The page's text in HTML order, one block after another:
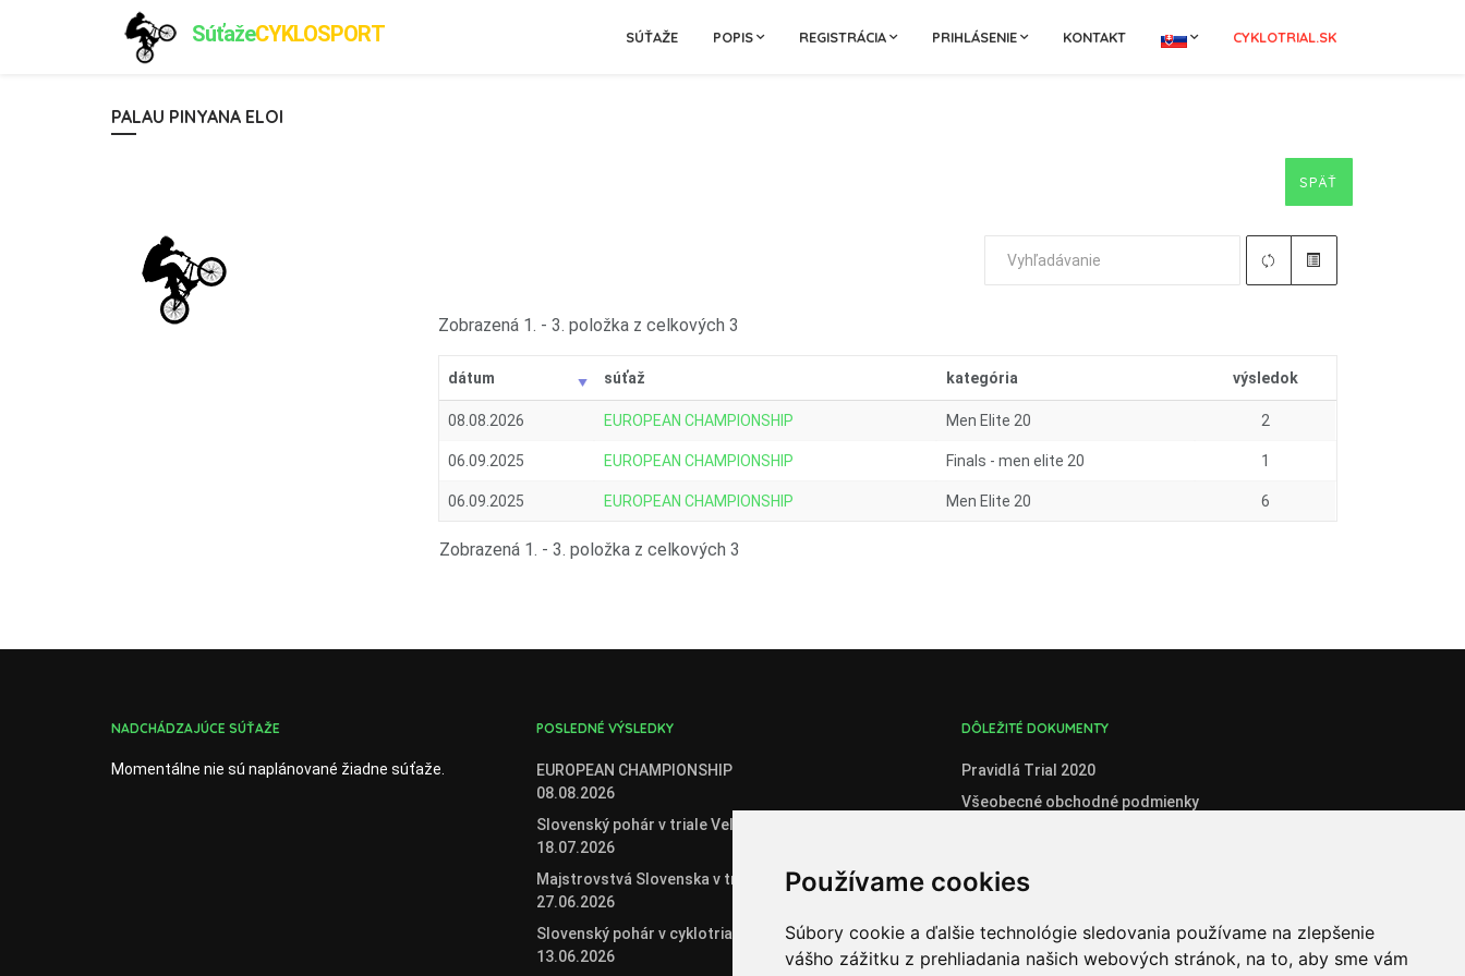
Používame cookies
Súbory cookie a ďalšie technológie sledovania používame na zlepšenie
vášho zážitku z prehliadania našich webových stránok, na to, aby sme vám
SúťažeCYKLOSPORT SÚŤAŽE POPIS REGISTRÁCIA PRIHLÁSENIE KONTAKT CYKLOTRIAL.SK
PALAU PINYANA ELOI
SPÄŤ
Zobrazená 1. - 3. položka z celkových 3
dátum súťaž kategória výsledok
08.08.2026 EUROPEAN CHAMPIONSHIP Men Elite 20 2
06.09.2025 EUROPEAN CHAMPIONSHIP Finals - men elite 20 1
06.09.2025 EUROPEAN CHAMPIONSHIP Men Elite 20 6
Zobrazená 1. - 3. položka z celkových 3
NADCHÁDZAJÚCE SÚŤAŽE
Momentálne nie sú naplánované žiadne súťaže.
POSLEDNÉ VÝSLEDKY
EUROPEAN CHAMPIONSHIP
08.08.2026
Slovenský pohár v triale Veľké Zálužie
18.07.2026
Majstrovstvá Slovenska v triale
27.06.2026
Slovenský pohár v cyklotriale 2026
13.06.2026
DÔLEŽITÉ DOKUMENTY
Pravidlá Trial 2020
Všeobecné obchodné podmienky
Čestné prehlásenie administrátora klubového konta
Čestné prehlásenie organizátora súťaží
Organizátori